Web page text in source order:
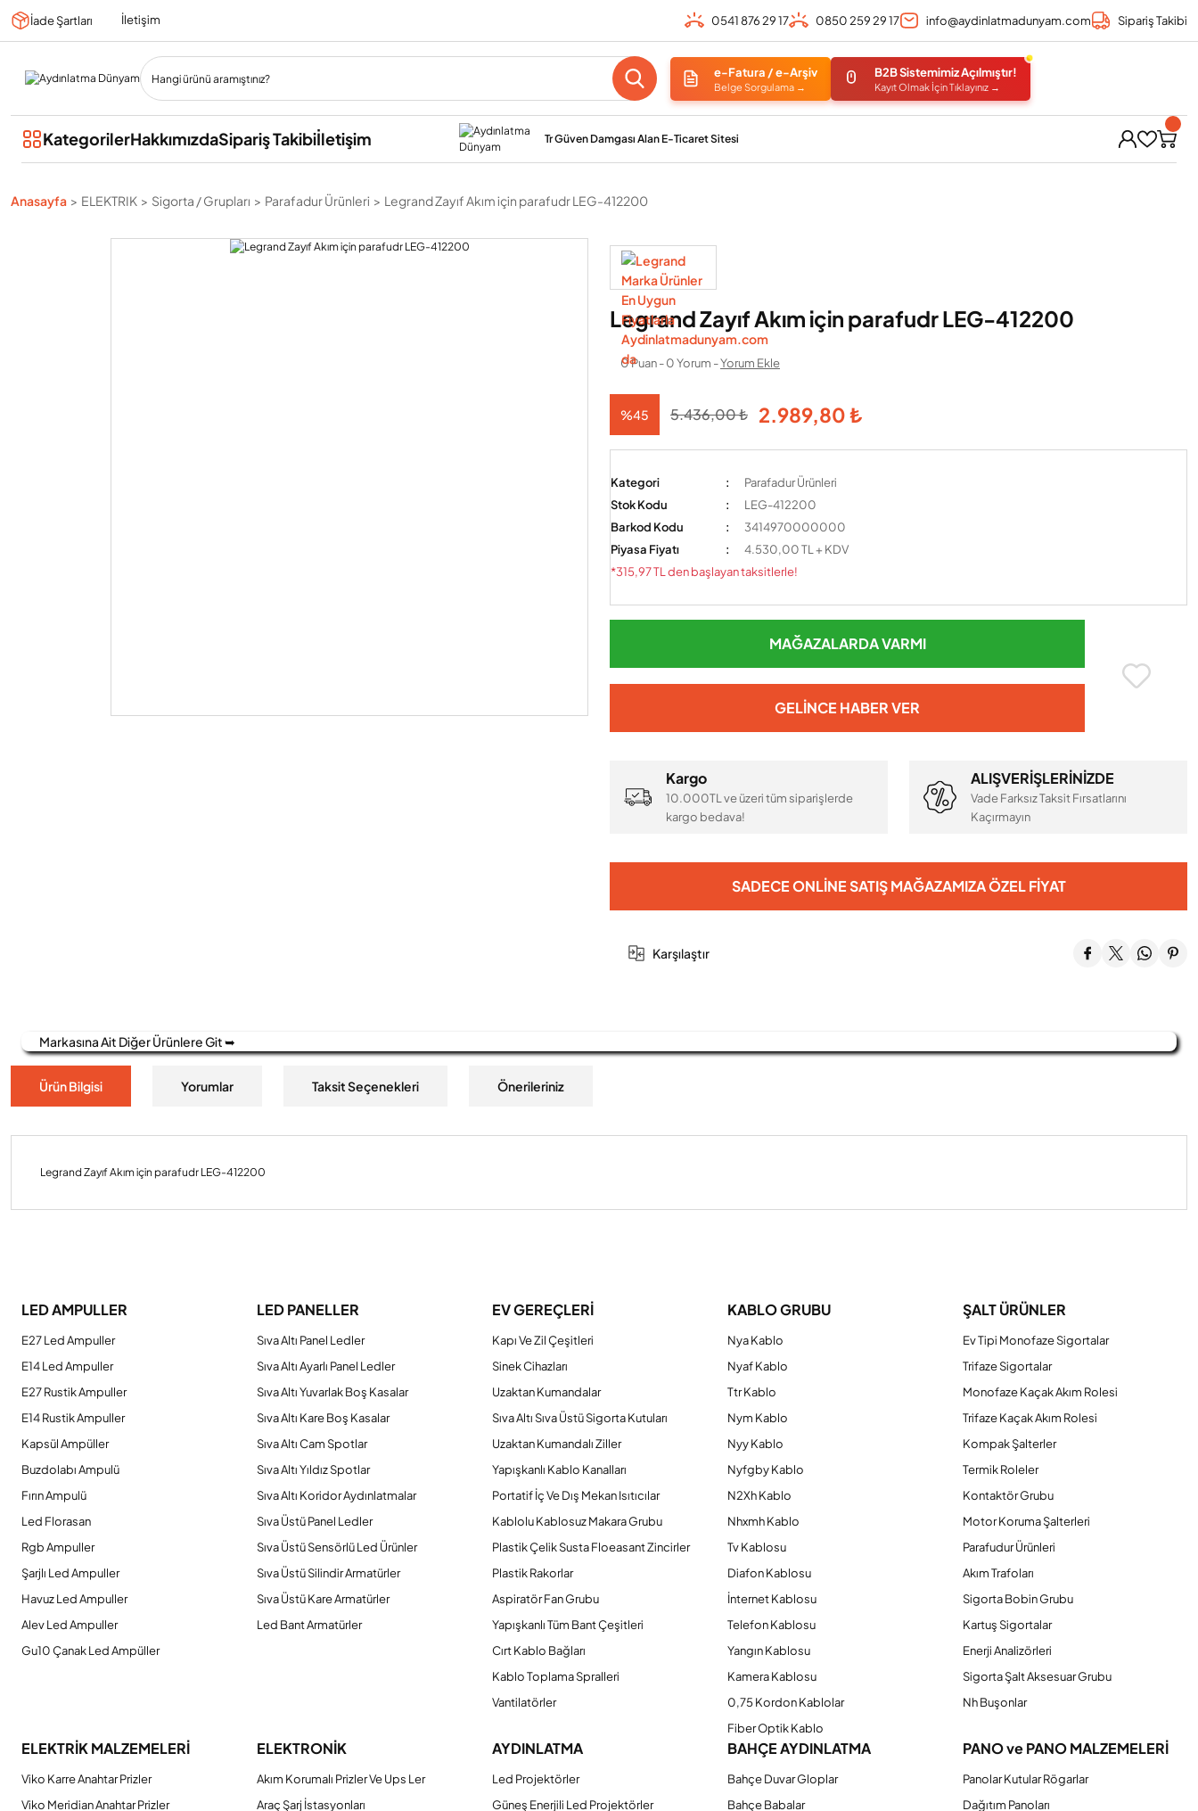
İade Şartları İletişim 0541 876 29 17 0850 259 29 17 info@aydinlatmadunyam.com Sipariş Takibi
e-Fatura / e-Arşiv
Belge Sorgulama →
B2B Sistemimiz Açılmıştır!
Kayıt Olmak İçin Tıklayınız →
KategorilerHakkımızdaSipariş Takibiİletişim Tr Güven Damgası Alan E-Ticaret Sitesi
Anasayfa ELEKTRIK Sigorta / Grupları Parafadur Ürünleri Legrand Zayıf Akım için parafudr LEG-412200
Legrand Zayıf Akım için parafudr LEG-412200
0 Puan - 0 Yorum -Yorum Ekle
%45 5.436,00 ₺ 2.989,80 ₺
Kategori
Parafadur Ürünleri
Stok Kodu
LEG-412200
Barkod Kodu
3414970000000
Piyasa Fiyatı
4.530,00 TL + KDV
*315,97 TL den başlayan taksitlerle!
MAĞAZALARDA VARMI
GELINCE HABER VER
Kargo
10.000TL ve üzeri tüm siparişlerde
kargo bedava!
ALIŞVERİŞLERİNİZDE
Vade Farksız Taksit Fırsatlarını
Kaçırmayın
SADECE ONLINE SATIŞ MAĞAZAMIZA ÖZEL FIYAT
Karşılaştır
Markasına Ait Diğer Ürünlere Git ➥
Ürün Bilgisi Yorumlar Taksit Seçenekleri Önerileriniz
Legrand Zayıf Akım için parafudr LEG-412200
Bu ürüne ilk yorumu siz yapın!
Ürün resmi kalitesiz, bozuk veya görüntülenemiyor.
Ürün açıklamasında eksik bilgiler bulunuyor.
Ürün bilgilerinde hatalar bulunuyor.
Ürün fiyatı diğer sitelerden daha pahalı.
Bu ürüne benzer farklı alternatifler olmalı.
Gönder
LED AMPULLER
E27 Led Ampuller
E14 Led Ampuller
E27 Rustik Ampuller
E14 Rustik Ampuller
Kapsül Ampüller
Buzdolabı Ampulü
Fırın Ampulü
Led Florasan
Rgb Ampuller
Şarjlı Led Ampuller
Havuz Led Ampuller
Alev Led Ampuller
Gu10 Çanak Led Ampüller
LED PANELLER
Sıva Altı Panel Ledler
Sıva Altı Ayarlı Panel Ledler
Sıva Altı Yuvarlak Boş Kasalar
Sıva Altı Kare Boş Kasalar
Sıva Altı Cam Spotlar
Sıva Altı Yıldız Spotlar
Sıva Altı Koridor Aydınlatmalar
Sıva Üstü Panel Ledler
Sıva Üstü Sensörlü Led Ürünler
Sıva Üstü Silindir Armatürler
Sıva Üstü Kare Armatürler
Led Bant Armatürler
EV GEREÇLERİ
Kapı Ve Zil Çeşitleri
Sinek Cihazları
Uzaktan Kumandalar
Sıva Altı Sıva Üstü Sigorta Kutuları
Uzaktan Kumandalı Ziller
Yapışkanlı Kablo Kanalları
Portatif İç Ve Dış Mekan Isıtıcılar
Kablolu Kablosuz Makara Grubu
Plastik Çelik Susta Floeasant Zincirler
Plastik Rakorlar
Aspiratör Fan Grubu
Yapışkanlı Tüm Bant Çeşitleri
Cırt Kablo Bağları
Kablo Toplama Spralleri
Vantilatörler
KABLO GRUBU
Nya Kablo
Nyaf Kablo
Ttr Kablo
Nym Kablo
Nyy Kablo
Nyfgby Kablo
N2Xh Kablo
Nhxmh Kablo
Tv Kablosu
Diafon Kablosu
İnternet Kablosu
Telefon Kablosu
Yangın Kablosu
Kamera Kablosu
0,75 Kordon Kablolar
Fiber Optik Kablo
ŞALT ÜRÜNLER
Ev Tipi Monofaze Sigortalar
Trifaze Sigortalar
Monofaze Kaçak Akım Rolesi
Trifaze Kaçak Akım Rolesi
Kompak Şalterler
Termik Roleler
Kontaktör Grubu
Motor Koruma Şalterleri
Parafudur Ürünleri
Akım Trafoları
Sigorta Bobin Grubu
Kartuş Sigortalar
Enerji Analizörleri
Sigorta Şalt Aksesuar Grubu
Nh Buşonlar
ELEKTRİK MALZEMELERİ
Viko Karre Anahtar Prizler
Viko Meridian Anahtar Prizler
ELEKTRONİK
Akım Korumalı Prizler Ve Ups Ler
Araç Şarj İstasyonları
AYDINLATMA
Led Projektörler
Güneş Enerjili Led Projektörler
BAHÇE AYDINLATMA
Bahçe Duvar Gloplar
Bahçe Babalar
PANO ve PANO MALZEMELERİ
Panolar Kutular Rögarlar
Dağıtım Panoları